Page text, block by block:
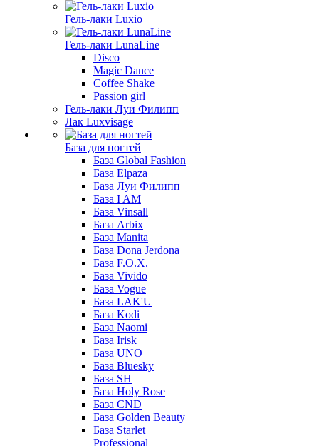
Гель-лаки Luxio
Гель-лаки LunaLine
Disco
Magic Dance
Coffee Shake
Passion girl
Гель-лаки Луи Филипп
Лак Luxvisage
База для ногтей
База Global Fashion
База Elpaza
База Луи Филипп
База I AM
База Vinsall
База Arbix
База Manita
База Dona Jerdona
База F.O.X.
База Vivido
База Vogue
База LAK'U
База Kodi
База Naomi
База Irisk
База UNO
База Bluesky
База SH
База Holy Rose
База CND
База Golden Beauty
База Starlet
Professional